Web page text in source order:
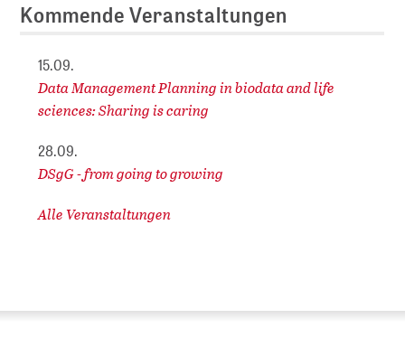
Kommende Veranstaltungen
15.09.
Data Management Planning in biodata and life
sciences: Sharing is caring
28.09.
DSgG - from going to growing
Alle Veranstaltungen